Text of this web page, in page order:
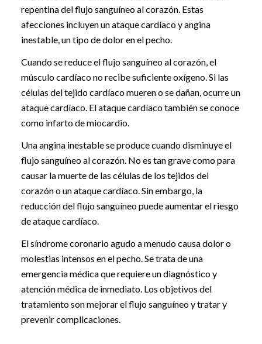
repentina del flujo sanguíneo al corazón. Estas
afecciones incluyen un ataque cardíaco y angina
inestable, un tipo de dolor en el pecho.
Cuando se reduce el flujo sanguíneo al corazón, el
músculo cardíaco no recibe suficiente oxígeno. Si las
células del tejido cardíaco mueren o se dañan, ocurre un
ataque cardíaco. El ataque cardíaco también se conoce
como infarto de miocardio.
Una angina inestable se produce cuando disminuye el
flujo sanguíneo al corazón. No es tan grave como para
causar la muerte de las células de los tejidos del
corazón o un ataque cardíaco. Sin embargo, la
reducción del flujo sanguíneo puede aumentar el riesgo
de ataque cardíaco.
El síndrome coronario agudo a menudo causa dolor o
molestias intensos en el pecho. Se trata de una
emergencia médica que requiere un diagnóstico y
atención médica de inmediato. Los objetivos del
tratamiento son mejorar el flujo sanguíneo y tratar y
prevenir complicaciones.